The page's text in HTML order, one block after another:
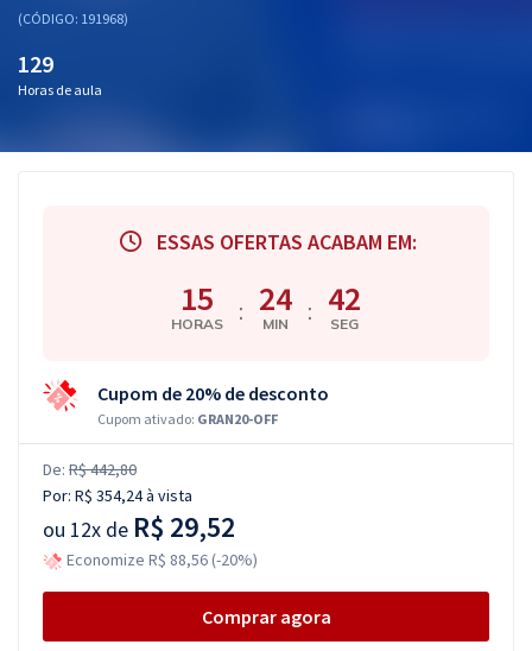
Questões grátis
(CÓDIGO: 191968)
129
Horas de aula
ESSAS OFERTAS ACABAM EM:
15
HORAS : 24
MIN : 41
SEG
Cupom de 20% de desconto
Cupom ativado: GRAN20-OFF
De: R$ 442,80
Por: R$ 354,24à vista
ou 12x de R$ 29,52
Economize R$ 88,56 (-20%)
Comprar agora